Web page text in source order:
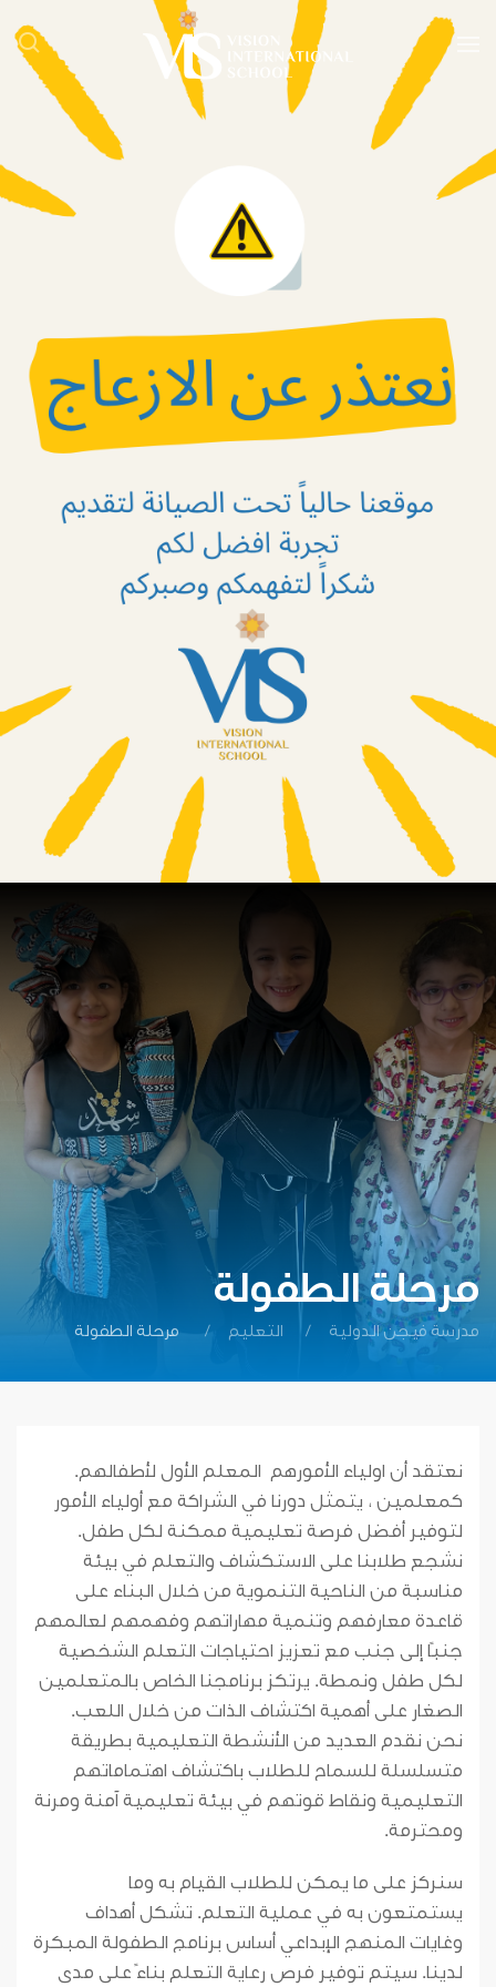
مرحلة الطفولة
مدرسة فيجن الدولية التعليم مرحلة الطفولة
نعتقد أن اولياء الأمورهم المعلم الأول لأطفالهم.
كمعلمين ، يتمثل دورنا في الشراكة مع أولياء الأمور
لتوفير أفضل فرصة تعليمية ممكنة لكل طفل.
نشجع طلابنا على الاستكشاف والتعلم في بيئة
مناسبة من الناحية التنموية من خلال البناء على
قاعدة معارفهم وتنمية مهاراتهم وفهمهم لعالمهم
جنبًا إلى جنب مع تعزيز احتياجات التعلم الشخصية
لكل طفل ونمطة. يرتكز برنامجنا الخاص بالمتعلمين
الصغار على أهمية اكتشاف الذات من خلال اللعب.
نحن نقدم العديد من الأنشطة التعليمية بطريقة
متسلسلة للسماح للطلاب باكتشاف اهتماماتهم
التعليمية ونقاط قوتهم في بيئة تعليمية آمنة ومرنة
ومحترمة.
سنركز على ما يمكن للطلاب القيام به وما
يستمتعون به في عملية التعلم. تشكل أهداف
وغايات المنهج الإبداعي أساس برنامج الطفولة المبكرة
لدينا. سيتم توفير فرص رعاية التعلم بناءً على مدى